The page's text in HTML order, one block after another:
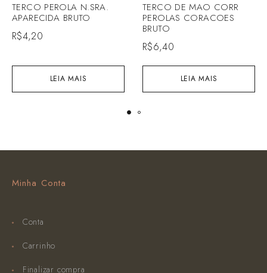
LEIA MAIS
TERCO PEROLA N.SRA.
APARECIDA BRUTO
R$4,20
LEIA MAIS
TERCO DE MAO CORR
PEROLAS CORACOES
BRUTO
R$6,40
Minha Conta
Conta
Carrinho
Finalizar compra